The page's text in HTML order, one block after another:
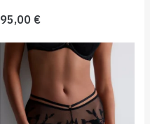
95,00 €